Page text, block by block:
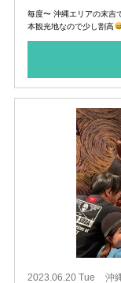
毎度〜 沖縄エリアの末吉
本観光地なので少し割高
2023.06.20 Tue 沖